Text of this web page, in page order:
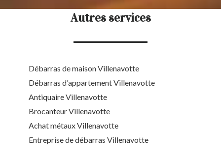
Autres services
Débarras de maison Villenavotte
Débarras d'appartement Villenavotte
Antiquaire Villenavotte
Brocanteur Villenavotte
Achat métaux Villenavotte
Entreprise de débarras Villenavotte